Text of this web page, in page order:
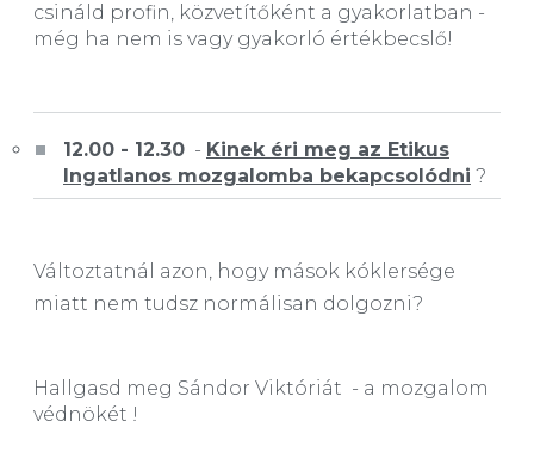
csináld profin, közvetítőként a gyakorlatban -
még ha nem is vagy gyakorló értékbecslő!
12.00 - 12.30 - Kinek éri meg az Etikus
Ingatlanos mozgalomba bekapcsolódni ?
Változtatnál azon, hogy mások kóklersége
miatt nem tudsz normálisan dolgozni?
Hallgasd meg Sándor Viktóriát - a mozgalom
védnökét !